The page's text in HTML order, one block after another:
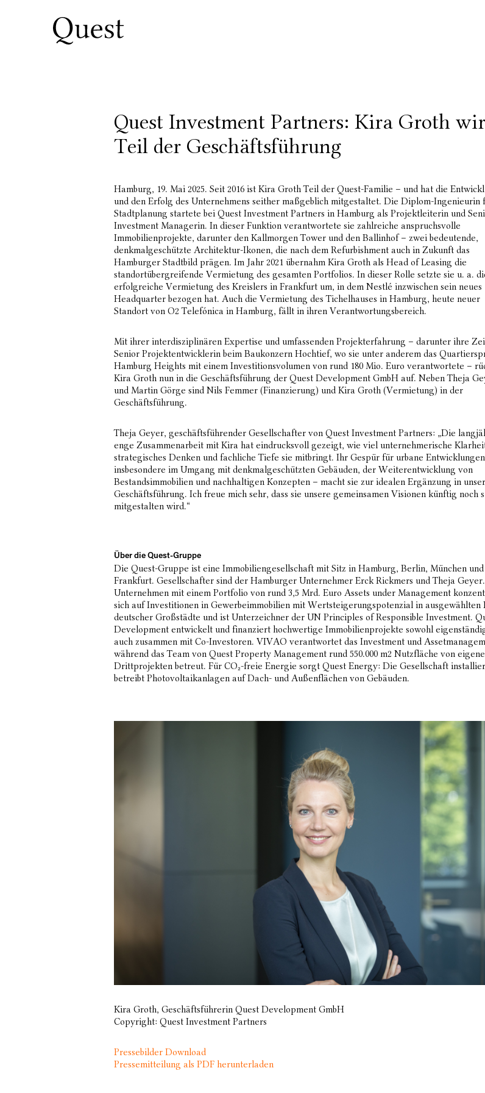
Quest Investment Partners: Kira Groth
Teil der Geschäftsführung
Hamburg, 19. Mai 2025. Seit 2016 ist Kira Groth Teil der Quest-Familie – und hat die
und den Erfolg des Unternehmens seither maßgeblich mitgestaltet. Die Diplom-Ingenieurin
Stadtplanung startete bei Quest Investment Partners in Hamburg als Projektleiterin und
Investment Managerin. In dieser Funktion verantwortete sie zahlreiche anspruchsvolle
Immobilienprojekte, darunter den Kallmorgen Tower und den Ballinhof – zwei bedeutende,
denkmalgeschützte Architektur-Ikonen, die nach dem Refurbishment auch in Zukunft das
Hamburger Stadtbild prägen. Im Jahr 2021 übernahm Kira Groth als Head of Leasing die
standortübergreifende Vermietung des gesamten Portfolios. In dieser Rolle setzte sie u. a.
erfolgreiche Vermietung des Kreislers in Frankfurt um, in dem Nestlé inzwischen sein neues
Headquarter bezogen hat. Auch die Vermietung des Tichelhauses in Hamburg, heute neuer
Standort von O2 Telefónica in Hamburg, fällt in ihren Verantwortungsbereich.
Mit ihrer interdisziplinären Expertise und umfassenden Projekterfahrung – darunter ihre
Senior Projektentwicklerin beim Baukonzern Hochtief, wo sie unter anderem das
Hamburg Heights mit einem Investitionsvolumen von rund 180 Mio. Euro verantwortete –
Kira Groth nun in die Geschäftsführung der Quest Development GmbH auf. Neben Theja
und Martin Görge sind Nils Femmer (Finanzierung) und Kira Groth (Vermietung) in der
Geschäftsführung.
Theja Geyer, geschäftsführender Gesellschafter von Quest Investment Partners: „Die
enge Zusammenarbeit mit Kira hat eindrucksvoll gezeigt, wie viel unternehmerische
strategisches Denken und fachliche Tiefe sie mitbringt. Ihr Gespür für urbane
insbesondere im Umgang mit denkmalgeschützten Gebäuden, der Weiterentwicklung von
Bestandsimmobilien und nachhaltigen Konzepten – macht sie zur idealen Ergänzung in
Geschäftsführung. Ich freue mich sehr, dass sie unsere gemeinsamen Visionen künftig noch
mitgestalten wird.“
Über die Quest-Gruppe
Die Quest-Gruppe ist eine Immobiliengesellschaft mit Sitz in Hamburg, Berlin, München und
Frankfurt. Gesellschafter sind der Hamburger Unternehmer Erck Rickmers und Theja
Unternehmen mit einem Portfolio von rund 3,5 Mrd. Euro Assets under Management
sich auf Investitionen in Gewerbeimmobilien mit Wertsteigerungspotenzial in ausgewählten
deutscher Großstädte und ist Unterzeichner der UN Principles of Responsible Investment.
Development entwickelt und finanziert hochwertige Immobilienprojekte sowohl
auch zusammen mit Co-Investoren. VIVAO verantwortet das Investment und
während das Team von Quest Property Management rund 550.000 m2 Nutzfläche von
Drittprojekten betreut. Für CO₂-freie Energie sorgt Quest Energy: Die Gesellschaft
betreibt Photovoltaikanlagen auf Dach- und Außenflächen von Gebäuden.
Kira Groth, Geschäftsführerin Quest Development GmbH
Copyright: Quest Investment Partners
Pressebilder Download
Pressemitteilung als PDF herunterladen